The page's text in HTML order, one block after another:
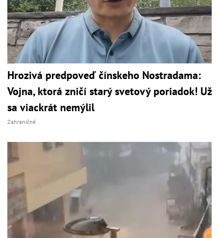
Hrozivá predpoveď čínskeho Nostradama:
Vojna, ktorá zničí starý svetový poriadok! Už
sa viackrát nemýlil
Zahraničné